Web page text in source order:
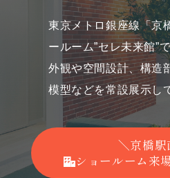
東京メトロ銀座線「京
ールーム”セレ未来館”
外観や空間設計、構造
模型などを常設展示し
＼京橋駅
ショールーム来